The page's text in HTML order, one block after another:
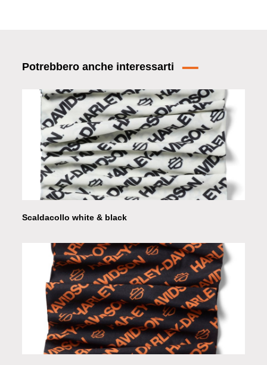
Potrebbero anche interessarti
Scaldacollo white & black